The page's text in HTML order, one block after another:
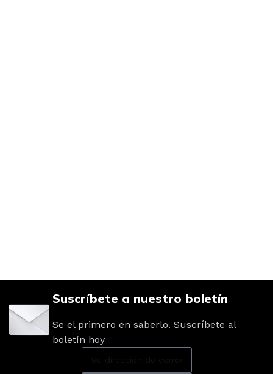
Suscríbete a nuestro boletín
Se el primero en saberlo. Suscríbete al
boletín hoy